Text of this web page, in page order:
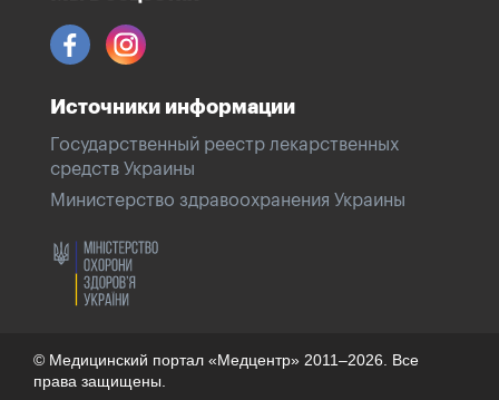
Источники информации
Государственный реестр лекарственных
средств Украины
Министерство здравоохранения Украины
© Медицинский портал «Медцентр» 2011–2026. Все
права защищены.